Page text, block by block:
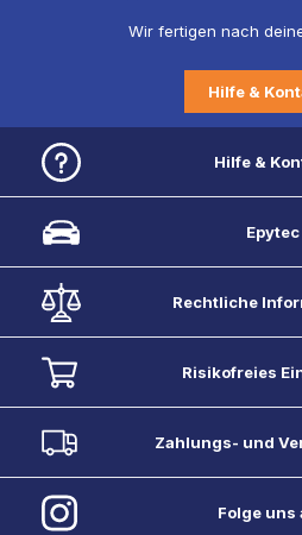
Wir fertigen nach
Hilfe &
Hilfe &
Epytec
Rechtliche
Risikofreies
Zahlungs- und
Folge uns